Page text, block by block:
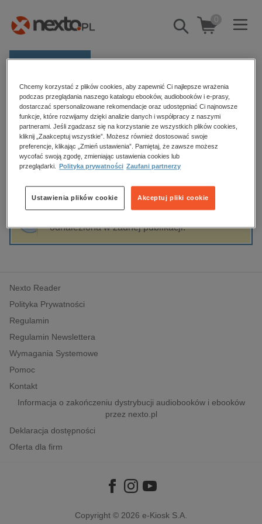
Pokaż/schowaj
wyszukiwarkę
0
E-prasa
Kategorie
Zobacz wszystkie E-prasa
budownictwo, aranżacja wnętrz
biznesowe, branżowe, gospodarka
edukacja
hobby, sport, rozrywka
komputery, internet, technologie, informatyka
polityka, społeczno-informacyjne
psychologiczne
inne
popularno-naukowe
historia
Strona główna Marcin Owsiński
Marcin Owsiński
Sortowanie Filtrowanie
odnaleziona w żadnej publikacji.
Nexto Reader
Polityka Prywatności
Regulamin
Regulamin Newslettera
Wymagania Systemowe
Pomoc
Kontakt
Informacja o zakończeniu dystrybucji audiobooków i ebooków
przez nexto.pl
Deklaracja dostępności
Oferta dla firm
Copyright © 2026 e-Kiosk S.A.
Chcemy korzystać z plików cookies, aby zapewnić Ci najlepsze wrażenia
podczas przeglądania naszego katalogu ebooków, audiobooków i e-prasy,
dostarczać spersonalizowane rekomendacje oraz udostępniać Ci najnowsze
funkcje, które rozwijamy dzięki analizie danych i współpracy z naszymi
partnerami. Jeśli zgadzasz się na korzystanie ze wszystkich plików cookies,
kliknij „Zaakceptuj wszystkie”. Możesz również dostosować swoje
preferencje, klikając „Zmień ustawienia”. Pamiętaj, że zawsze możesz
wycofać swoją zgodę, zmieniając ustawienia cookies lub
przeglądarki.
Polityka prywatności Zaufani partnerzy
Akceptuj pliki cookie
Ustawienia plików cookie